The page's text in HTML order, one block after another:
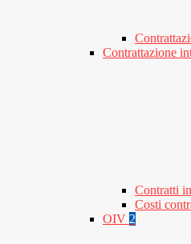
Contrattazione
Contratti
Costi
OIV 2